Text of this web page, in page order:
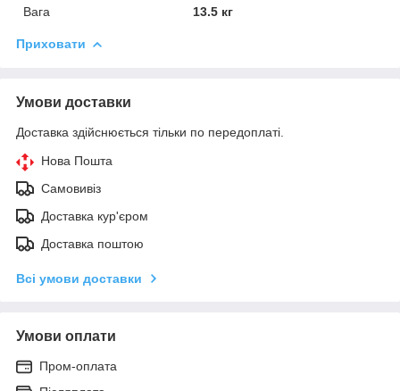
Вага
13.5 кг
Приховати
Умови доставки
Доставка здійснюється тільки по передоплаті.
Нова Пошта
Самовивіз
Доставка кур'єром
Доставка поштою
Всі умови доставки
Умови оплати
Пром-оплата